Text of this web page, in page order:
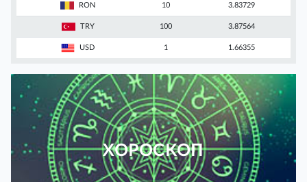
RON 10 3.83729
TRY 100 3.87564
USD 1 1.66355
ХОРОСКОП